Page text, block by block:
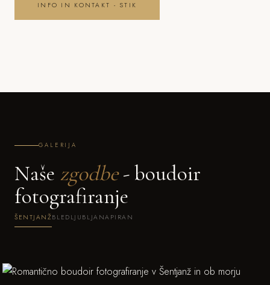
INFO IN KONTAKT - STIK
GALERIJA
Naše zgodbe- boudoir
fotografiranje
ŠENTJANŽBLED LJUBLJANA PIRAN